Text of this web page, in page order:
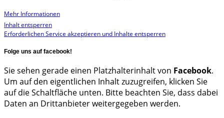
Mehr Informationen
Inhalt entsperren
Erforderlichen Service akzeptieren und Inhalte entsperren
Folge uns auf facebook!
Sie sehen gerade einen Platzhalterinhalt von Facebook.
Um auf den eigentlichen Inhalt zuzugreifen, klicken Sie
auf die Schaltfläche unten. Bitte beachten Sie, dass dabei
Daten an Drittanbieter weitergegeben werden.